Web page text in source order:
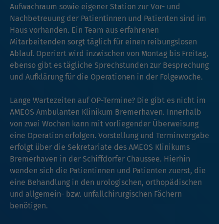
Aufwachraum sowie eigener Station zur Vor- und
Nachbetreuung der Patientinnen und Patienten sind im
Haus vorhanden. Ein Team aus erfahrenen
Mitarbeitenden sorgt täglich für einen reibungslosen
Ablauf. Operiert wird inzwischen von Montag bis Freitag,
ebenso gibt es tägliche Sprechstunden zur Besprechung
und Aufklärung für die Operationen in der Folgewoche.
Lange Wartezeiten auf OP-Termine? Die gibt es nicht im
AMEOS Ambulanten Klinikum Bremerhaven. Innerhalb
von zwei Wochen kann mit vorliegender Überweisung
eine Operation erfolgen. Vorstellung und Terminvergabe
erfolgt über die Sekretariate des AMEOS Klinikums
Bremerhaven in der Schiffdorfer Chaussee. Hierhin
wenden sich die Patientinnen und Patienten zuerst, die
eine Behandlung in den urologischen, orthopädischen
und allgemein- bzw. unfallchirurgischen Fächern
benötigen.